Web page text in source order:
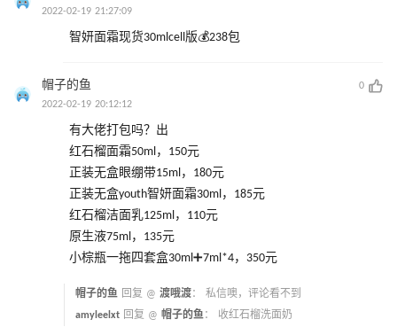
2022-02-19 21:27:09
智妍面霜现货30mlcell版💰238包
帽子的鱼
0
2022-02-19 20:12:12
有大佬打包吗？出
红石榴面霜50ml，150元
正装无盒眼绷带15ml，180元
正装无盒youth智妍面霜30ml，185元
红石榴洁面乳125ml，110元
原生液75ml，135元
小棕瓶一拖四套盒30ml➕7ml*4，350元
帽子的鱼 回复 @ 渡哦渡： 私信噢，评论看不到
amyleelxt 回复 @ 帽子的鱼： 收红石榴洗面奶